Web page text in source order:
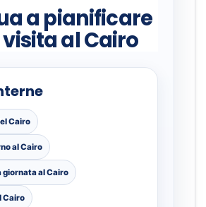
a pianificare
al Cairo
Cairo
al Cairo
giornata al Cairo
Cairo